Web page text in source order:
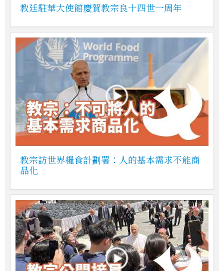
教廷駐華大使館慶賀教宗良十四世一周年
教宗訪世界糧食計劃署：人的基本需求不能商
品化